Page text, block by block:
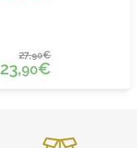
27,90€
23,90€